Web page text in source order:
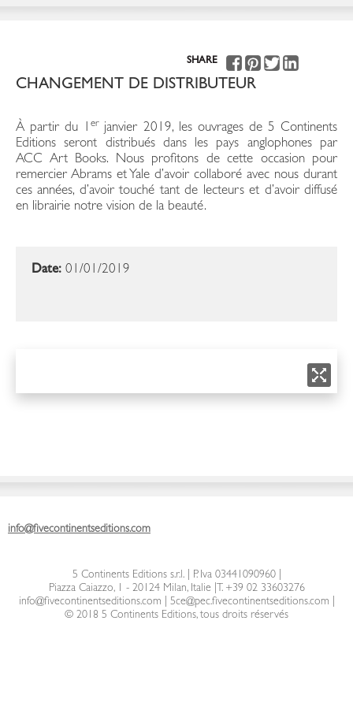
SHARE
CHANGEMENT DE DISTRIBUTEUR
À partir du 1er janvier 2019, les ouvrages de 5 Continents
Editions seront distribués dans les pays anglophones par
ACC Art Books. Nous profitons de cette occasion pour
remercier Abrams et Yale d’avoir collaboré avec nous durant
ces années, d’avoir touché tant de lecteurs et d’avoir diffusé
en librairie notre vision de la beauté.
Date: 01/01/2019
info@fivecontinentseditions.com
5 Continents Editions s.r.l.| P. Iva 03441090960 |
Piazza Caiazzo, 1 - 20124 Milan, Italie
T. +39 02 33603276
info@fivecontinentseditions.com
5ce@pec.fivecontinentseditions.com
© 2018 5 Continents Editions, tous droits réservés